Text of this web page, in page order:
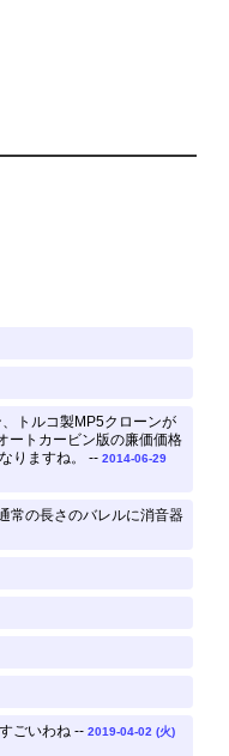
トルコ製MP5クローンが
ートカービン版の廉価価格
りますね。 -- 2014-06-29
常の長さのバレルに消音器
ごいわね -- 2019-04-02 (火)